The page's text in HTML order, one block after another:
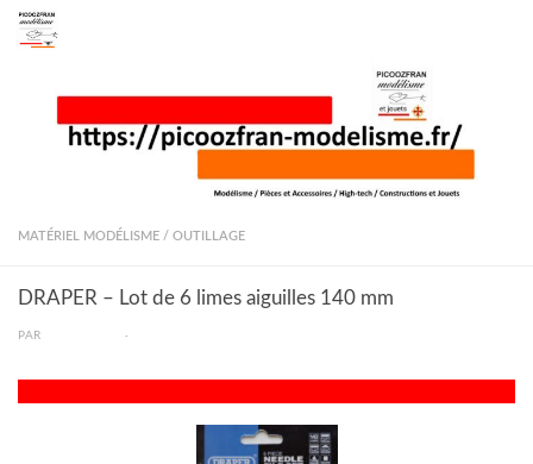
Skip to content
MATÉRIEL MODÉLISME / OUTILLAGE
DRAPER – Lot de 6 limes aiguilles 140 mm
PAR ·